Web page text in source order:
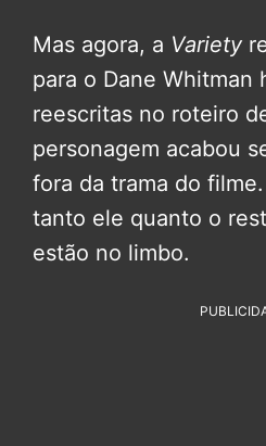
Mas agora, a Variety
para o Dane Whitman
reescritas no roteiro
personagem acabou
fora da trama do
tanto ele quanto o
estão no limbo.